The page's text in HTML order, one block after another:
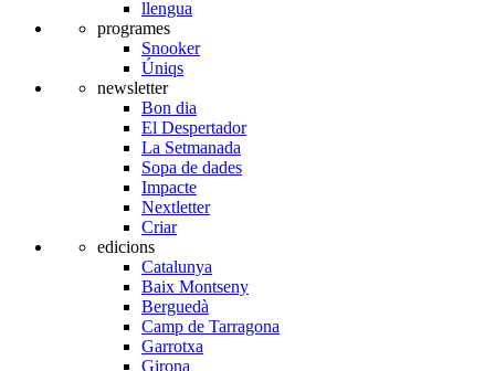
llengua
programes
Snooker
Úniqs
newsletter
Bon dia
El Despertador
La Setmanada
Sopa de dades
Impacte
Nextletter
Criar
edicions
Catalunya
Baix Montseny
Berguedà
Camp de Tarragona
Garrotxa
Girona